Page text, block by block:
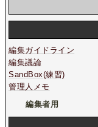
編集ガイドライン
編集議論
SandBox(練習)
管理人メモ
編集者用